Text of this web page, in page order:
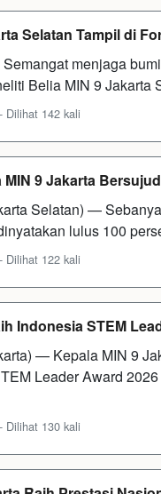
Selatan Tampil di
menjaga
Belia MIN 9
Dilihat 142 kali
9 Jakarta
Selatan) —
lulus 100
Dilihat 122 kali
Indonesia STEM
— Kepala MIN 9
Leader Award
Dilihat 130 kali